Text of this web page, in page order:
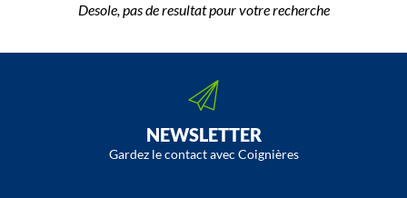
Desole, pas de resultat pour votre recherche
NEWSLETTER
Gardez le contact avec Coignières